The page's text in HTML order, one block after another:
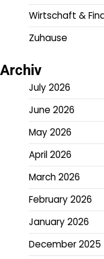
Wirtschaft &
Zuhause
Archiv
July 2026
June 2026
May 2026
April 2026
March 2026
February 2026
January 2026
December 2025